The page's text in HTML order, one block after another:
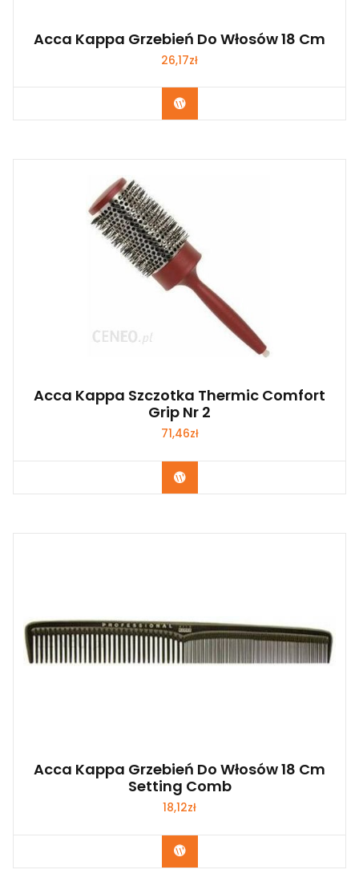
Acca Kappa Grzebień Do Włosów 18 Cm
26,17zł
Zobacz
Acca Kappa Szczotka Thermic Comfort
Grip Nr 2
71,46zł
Zobacz
Acca Kappa Grzebień Do Włosów 18 Cm
Setting Comb
18,12zł
Zobacz